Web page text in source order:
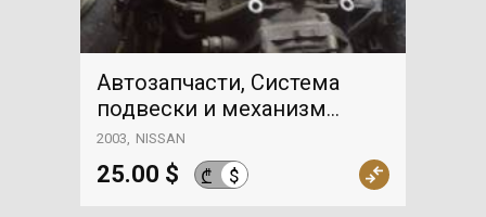
Автозапчасти, Система
подвески и механизм
управления, Траверса
коробки передач, NISSAN
2003 NISSAN
25.00 $ ₾ $